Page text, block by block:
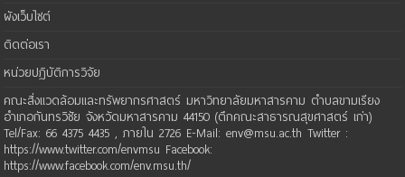
ผังเว็บไซต์
ติดต่อเรา
หน่วยปฏิบัติการวิจัย
คณะสิ่งแวดล้อมและทรัพยากรศาสตร์ มหาวิทยาลัยมหาสารคาม ตำบลขามเรียง
อำเภอกันทรวิชัย จังหวัดมหาสารคาม 44150 (ตึกคณะสาธารณสุขศาสตร์ เก่า)
Tel/Fax: 66 4375 4435 , ภายใน 2726 E-Mail: env@msu.ac.th Twitter :
https://www.twitter.com/envmsu Facebook:
https://www.facebook.com/env.msu.th/